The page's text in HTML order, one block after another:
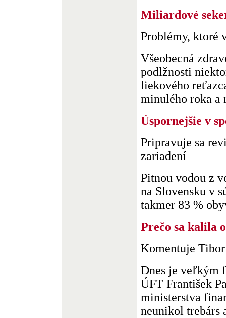
Miliardové
Problémy, ktoré
Všeobecná
podlžnosti
liekového
minulého roka a
Úspornejšie v
Pripravuje sa
zariadení
Pitnou vodou z
na Slovensku v
takmer 83 %
Prečo sa kalila
Komentuje
Dnes je veľkým
ÚFT František
ministerstva
neunikol trebárs